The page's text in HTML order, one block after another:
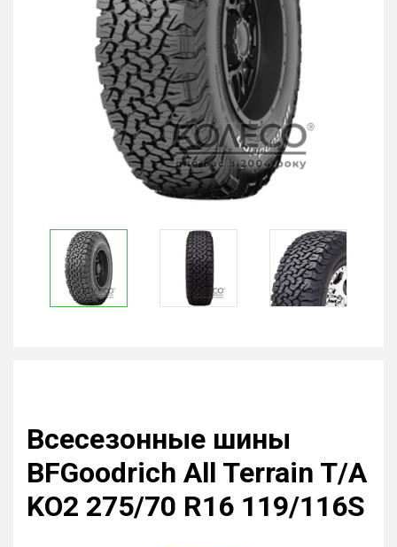
Всесезонные шины
BFGoodrich All Terrain T/A
KO2 275/70 R16 119/116S